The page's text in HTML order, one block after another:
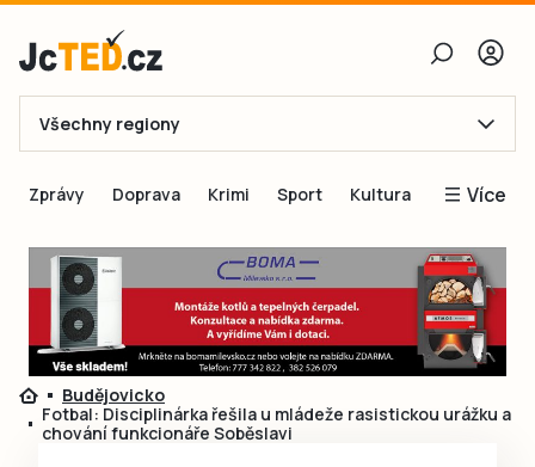
E-mail
Obnovit heslo
Přihlásit se
Přihlásit se přes Facebook
Všechny regiony
Zprávy Doprava Krimi Sport Kultura Více
Blogy
Inspirace
Čtenáři píší
Speciální přílohy
Budějovicko
Fotbal: Disciplinárka řešila u mládeže rasistickou urážku a
chování funkcionáře Soběslavi